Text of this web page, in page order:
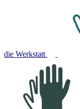
die Werkstatt